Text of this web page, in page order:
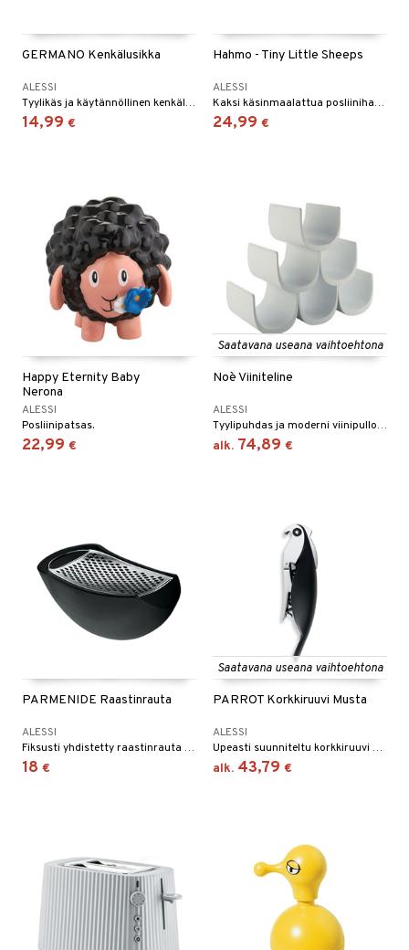
GERMANO Kenkälusikka
ALESSI
Tyylikäs ja käytännöllinen kenkälusikka, valmistettu korkealaatuisesta muovista. Saatavana kahdessa eri kauniissa värissä.
14,99 €
Hahmo - Tiny Little Sheeps
ALESSI
Kaksi käsinmaalattua posliinihahmoa Alessilta.
24,99 €
Happy Eternity Baby
Nerona
ALESSI
Posliinipatsas.
22,99 €
Saatavana useana vaihtoehtona
Noè Viiniteline
ALESSI
Tyylipuhdas ja moderni viinipulloteline, johon mahtuu kuusi pulloa.
alk. 74,89 €
PARMENIDE Raastinrauta
ALESSI
Fiksusti yhdistetty raastinrauta ja kulho. Saatavana useana upeana värinä.
18 €
Saatavana useana vaihtoehtona
PARROT Korkkiruuvi Musta
ALESSI
Upeasti suunniteltu korkkiruuvi papukaijan muodossa. Saatavana useana ihanana värinä.
alk. 43,79 €